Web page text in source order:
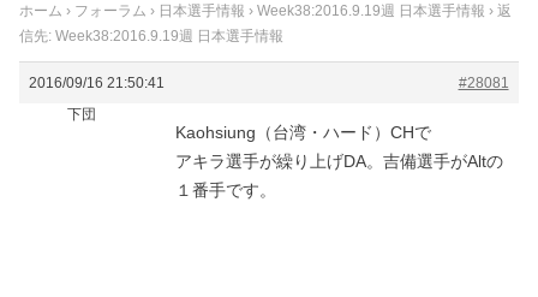
ホーム › フォーラム › 日本選手情報 › Week38:2016.9.19週 日本選手情報 › 返
信先: Week38:2016.9.19週 日本選手情報
2016/09/16 21:50:41
#28081
下団
Kaohsiung（台湾・ハード）CHで
アキラ選手が繰り上げDA。吉備選手がAltの
１番手です。